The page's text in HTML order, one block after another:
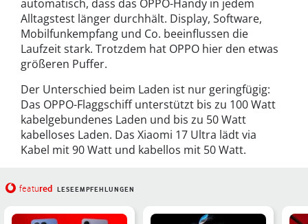
automatisch, dass das OPPO-Handy in jedem
Alltagstest länger durchhält. Display, Software,
Mobilfunkempfang und Co. beeinflussen die
Laufzeit stark. Trotzdem hat OPPO hier den etwas
größeren Puffer.
Der Unterschied beim Laden ist nur geringfügig:
Das OPPO-Flaggschiff unterstützt bis zu 100 Watt
kabelgebundenes Laden und bis zu 50 Watt
kabelloses Laden. Das Xiaomi 17 Ultra lädt via
Kabel mit 90 Watt und kabellos mit 50 Watt.
featured LESEEMPFEHLUNGEN